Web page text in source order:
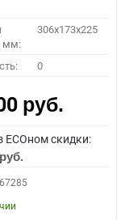
мм:
306x173x225
0
руб.
ECOном скидки:
руб.